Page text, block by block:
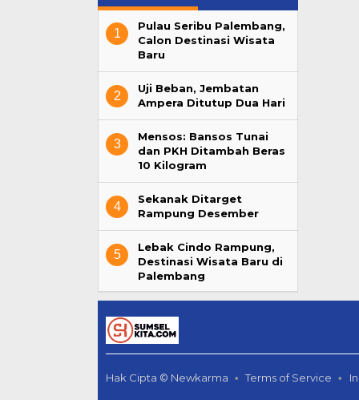
1
Pulau Seribu Palembang,
Calon Destinasi Wisata
Baru
2
Uji Beban, Jembatan
Ampera Ditutup Dua Hari
3
Mensos: Bansos Tunai
dan PKH Ditambah Beras
10 Kilogram
4
Sekanak Ditarget
Rampung Desember
5
Lebak Cindo Rampung,
Destinasi Wisata Baru di
Palembang
Hak Cipta © Newkarma Terms of Service